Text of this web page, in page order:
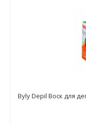
Byly Depil Воск для